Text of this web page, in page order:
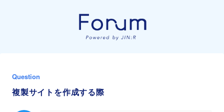
Question
複製サイトを作成する際